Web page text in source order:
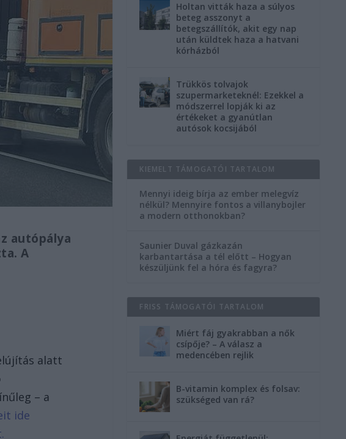
autópálya
A
alatt
– a
ide
Holtan vitták haza a súlyos
beteg asszonyt a
betegszállítók, akit egy nap
után küldtek haza a hatvani
kórházból
Trükkös tolvajok
szupermarketeknél: Ezekkel a
módszerrel lopják ki az
értékeket a gyanútlan
autósok kocsijából
KIEMELT TÁMOGATÓI TARTALOM
Mennyi ideig bírja az ember melegvíz
nélkül? Mennyire fontos a villanybojler
a modern otthonokban?
Saunier Duval gázkazán
karbantartása a tél előtt – Hogyan
készüljünk fel a hóra és fagyra?
FRISS TÁMOGATÓI TARTALOM
Miért fáj gyakrabban a nők
csípője? – A válasz a
medencében rejlik
B-vitamin komplex és folsav:
szükséged van rá?